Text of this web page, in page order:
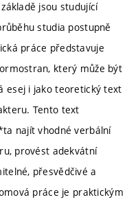
jsou studující
studia postupně
práce představuje
který může být
esej i jako teoretický text
Tento text
najít vhodné verbální
provést adekvátní
přesvědčivé a
práce je praktickým